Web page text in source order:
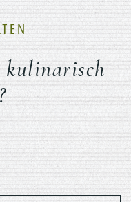
kulinarisch
Next